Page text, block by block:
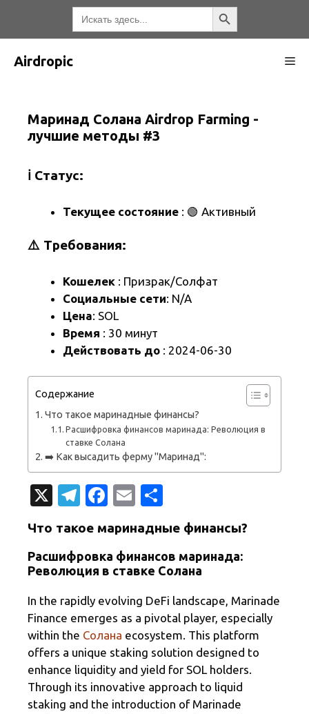
содержимому
Искать: Кнопка поиска
Airdropic
Маринад Солана Airdrop Farming -
лучшие методы #3
ℹ️ Статус:
Текущее состояние : 🟢 Активный
⚠️ Требования:
Кошелек : Призрак/Солфат
Социальные сети: N/A
Цена: SOL
Время : 30 минут
Действовать до : 2024-06-30
Содержание
Что такое маринадные финансы?
Расшифровка финансов маринада: Революция в
ставке Солана
➡️ Как высадить ферму "Маринад":
X
T
e
gr
a
m
Fa
e
b
o
o
k
E
ail п
р
а
в
и
т
ь
Что такое маринадные финансы?
Расшифровка финансов маринада:
Революция в ставке Солана
In the rapidly evolving DeFi landscape, Marinade
Finance emerges as a pivotal player, especially
within the Солана ecosystem. This platform
offers a unique staking solution designed to
enhance liquidity and yield for SOL holders.
Through its innovative approach to liquid
staking and the introduction of Marinade